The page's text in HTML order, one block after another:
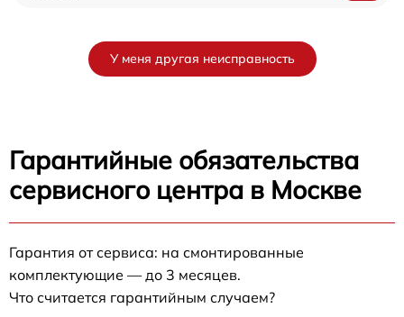
У меня другая неисправность
Гарантийные обязательства
сервисного центра в Москве
Гарантия от сервиса: на смонтированные
комплектующие — до 3 месяцев.
Что считается гарантийным случаем?